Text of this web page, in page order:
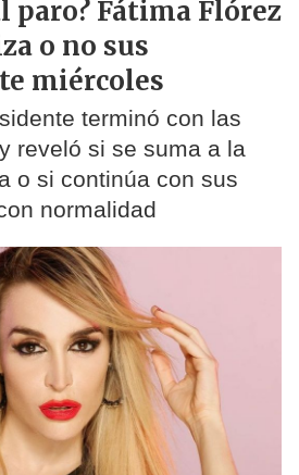
paro? Fátima Flórez
o no sus
miércoles
terminó con las
reveló si se suma a la
o si continúa con sus
normalidad